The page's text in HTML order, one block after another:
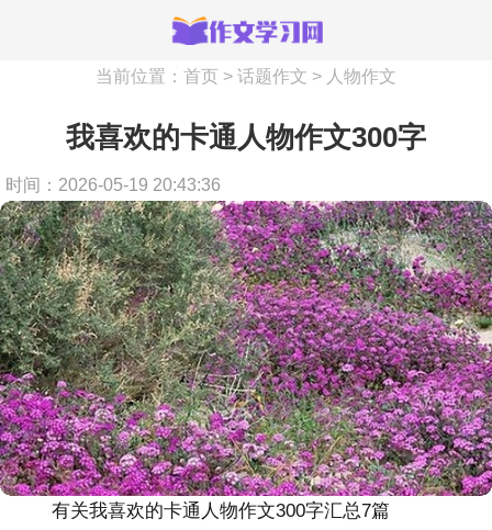
当前位置： 首页 > 话题作文 > 人物作文
我喜欢的卡通人物作文300字
时间：2026-05-19 20:43:36
有关我喜欢的卡通人物作文300字汇总7篇